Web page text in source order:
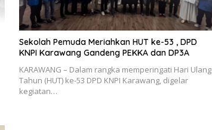
Sekolah Pemuda Meriahkan HUT ke-53 , DPD
KNPI Karawang Gandeng PEKKA dan DP3A
KARAWANG – Dalam rangka memperingati Hari Ulang
Tahun (HUT) ke-53 DPD KNPI Karawang, digelar
kegiatan…